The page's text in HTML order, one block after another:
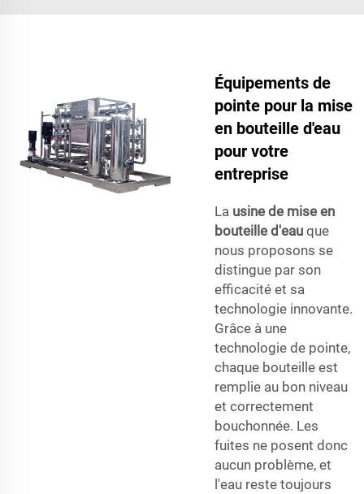
Équipements de
pointe pour la mise
en bouteille d'eau
pour votre
entreprise
La usine de mise en
bouteille d'eau que
nous proposons se
distingue par son
efficacité et sa
technologie innovante.
Grâce à une
technologie de pointe,
chaque bouteille est
remplie au bon niveau
et correctement
bouchonnée. Les
fuites ne posent donc
aucun problème, et
l'eau reste toujours